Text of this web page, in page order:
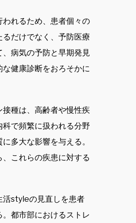
れるため、患者個々の
だけでなく、予防医療
病気の予防と早期発見
健康診断をおろそかに
種は、高齢者や慢性疾
で頻繁に扱われる分野
多大な影響を与える。
これらの疾患に対する
活styleの見直しを患者
都市部におけるストレ